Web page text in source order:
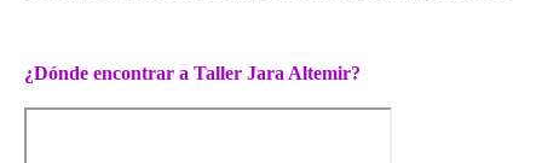
¿Dónde encontrar a Taller Jara Altemir?